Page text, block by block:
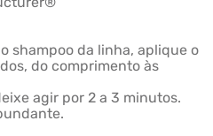
shampoo da linha, aplique o
do comprimento às
agir por 2 a 3 minutos.